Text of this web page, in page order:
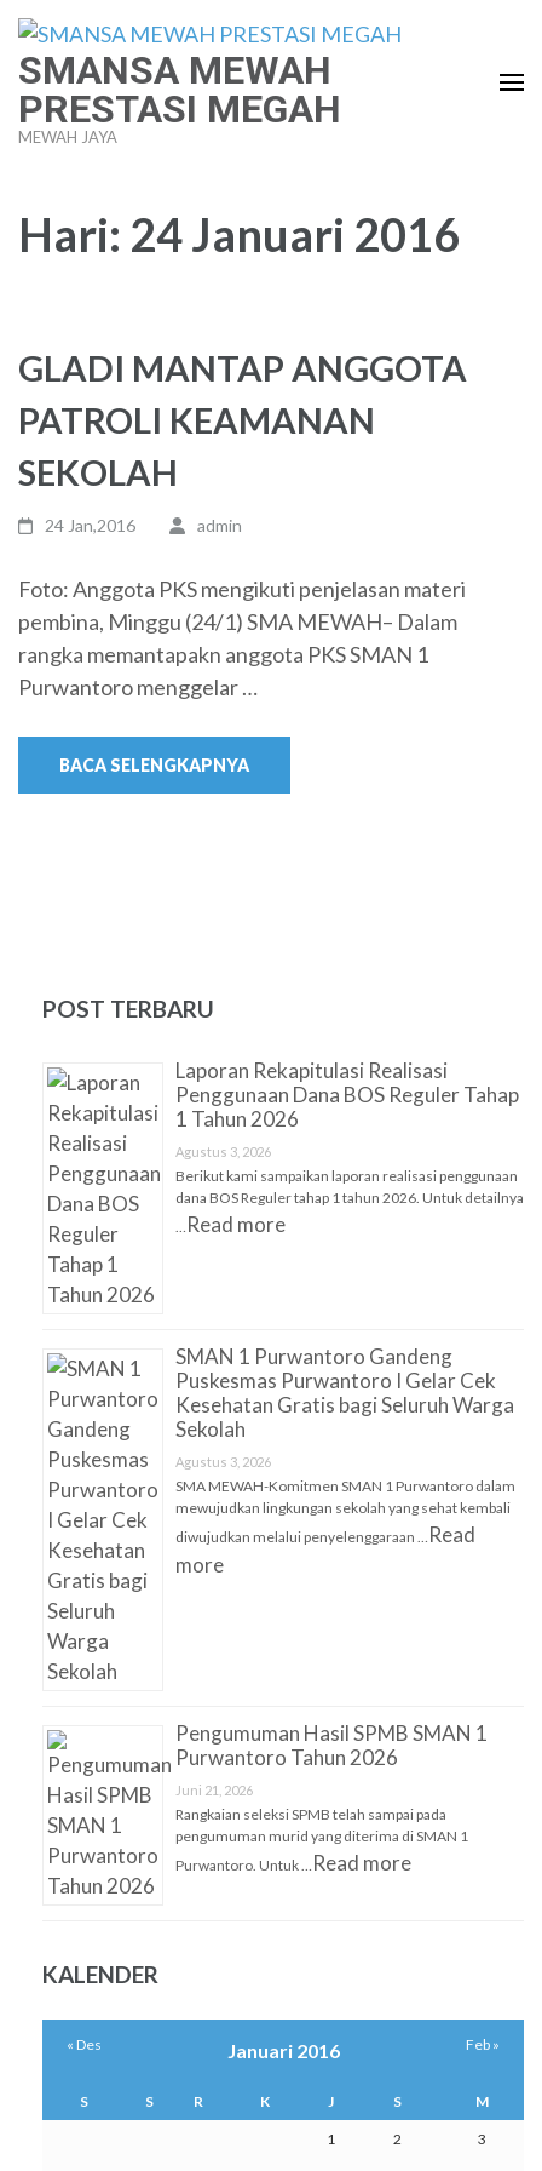
Lompat
konten
(Tekan
Enter)
SMANSA MEWAH
PRESTASI MEGAH
MEWAH JAYA
Hari: 24 Januari 2016
GLADI MANTAP ANGGOTA
PATROLI KEAMANAN
SEKOLAH
24 Jan,2016 admin
Foto: Anggota PKS mengikuti penjelasan materi
pembina, Minggu (24/1) SMA MEWAH– Dalam
rangka memantapakn anggota PKS SMAN 1
Purwantoro menggelar …
BACA SELENGKAPNYA
POST TERBARU
Laporan Rekapitulasi Realisasi
Penggunaan Dana BOS Reguler Tahap
1 Tahun 2026
Agustus 3, 2026
Berikut kami sampaikan laporan realisasi penggunaan
dana BOS Reguler tahap 1 tahun 2026. Untuk detailnya
… Read more
SMAN 1 Purwantoro Gandeng
Puskesmas Purwantoro I Gelar Cek
Kesehatan Gratis bagi Seluruh Warga
Sekolah
Agustus 3, 2026
SMA MEWAH-Komitmen SMAN 1 Purwantoro dalam
mewujudkan lingkungan sekolah yang sehat kembali
diwujudkan melalui penyelenggaraan … Read
more
Pengumuman Hasil SPMB SMAN 1
Purwantoro Tahun 2026
Juni 21, 2026
Rangkaian seleksi SPMB telah sampai pada
pengumuman murid yang diterima di SMAN 1
Purwantoro. Untuk … Read more
KALENDER
Januari 2016
S S R K J S M
1 2 3
« Des Feb »